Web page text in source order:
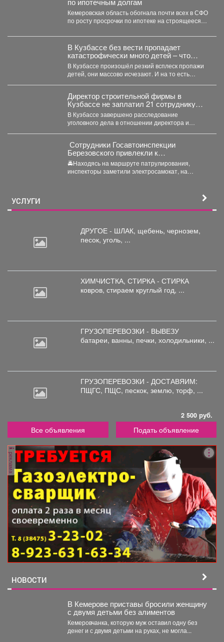
Кемеровская область обогнала почти всех в СФО
по росту просрочки по ипотеке на строящееся
В Кузбассе без вести пропадает
катастрофически много детей – что
происходит
В Кузбассе произошёл резкий всплеск пропажи
детей, они массово исчезают. И на то есть
Директор строительной фирмы в
Кузбассе не заплатил 21 сотруднику
деньги
В Кузбассе завершено расследование
уголовного дела в отношении директора и
‍ Сотрудники Госавтоинспекции
Березовского привлекли к
ответственности водителя
электросамоката, который перевозил
ребенка
🚔Находясь на маршруте патрулирования,
инспекторы заметили электросамокат, на
УСЛУГИ
ДРУГОЕ - ШЛАК, щебень, чернозем,
песок, уголь, ...
ХИМЧИСТКА, СТИРКА - СТИРКА
ковров, стираем круглый год, ...
ГРУЗОПЕРЕВОЗКИ - ВЫВЕЗУ
батареи, ванны, печки, холодильники, ...
ГРУЗОПЕРЕВОЗКИ - ДОСТАВЯИМ:
ПЩГС, ПЩС, пескок, землю, торф, ...
2 500 руб.
Все объявления Подать объявление
реклама
НОВОСТИ
В Кемерове приставы бросили женщину
с двумя детьми без алиментов
Кемеровчанка, которую муж оставил одну без
денег и с двумя детьми на руках, не могла...